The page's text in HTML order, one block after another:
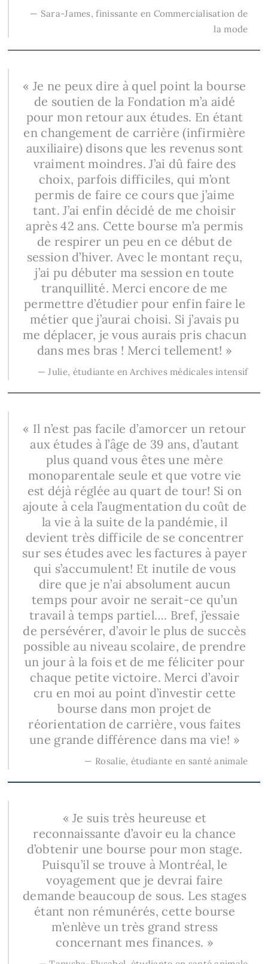
— Sara-James, finissante en Commercialisation de
la mode
« Je ne peux dire à quel point la bourse
de soutien de la Fondation m’a aidé
pour mon retour aux études. En étant
en changement de carrière (infirmière
auxiliaire) disons que les revenus sont
vraiment moindres. J’ai dû faire des
choix, parfois difficiles, qui m’ont
permis de faire ce cours que j’aime
tant. J’ai enfin décidé de me choisir
après 42 ans. Cette bourse m’a permis
de respirer un peu en ce début de
session d’hiver. Avec le montant reçu,
j’ai pu débuter ma session en toute
tranquillité. Merci encore de me
permettre d’étudier pour enfin faire le
métier que j’aurai choisi. Si j’avais pu
me déplacer, je vous aurais pris chacun
dans mes bras ! Merci tellement! »
— Julie, étudiante en Archives médicales intensif
« Il n’est pas facile d’amorcer un retour
aux études à l’âge de 39 ans, d’autant
plus quand vous êtes une mère
monoparentale seule et que votre vie
est déjà réglée au quart de tour! Si on
ajoute à cela l’augmentation du coût de
la vie à la suite de la pandémie, il
devient très difficile de se concentrer
sur ses études avec les factures à payer
qui s’accumulent! Et inutile de vous
dire que je n’ai absolument aucun
temps pour avoir ne serait-ce qu’un
travail à temps partiel…. Bref, j’essaie
de persévérer, d’avoir le plus de succès
possible au niveau scolaire, de prendre
un jour à la fois et de me féliciter pour
chaque petite victoire. Merci d’avoir
cru en moi au point d’investir cette
bourse dans mon projet de
réorientation de carrière, vous faites
une grande différence dans ma vie! »
— Rosalie, étudiante en santé animale
« Je suis très heureuse et
reconnaissante d’avoir eu la chance
d’obtenir une bourse pour mon stage.
Puisqu’il se trouve à Montréal, le
voyagement que je devrai faire
demande beaucoup de sous. Les stages
étant non rémunérés, cette bourse
m’enlève un très grand stress
concernant mes finances. »